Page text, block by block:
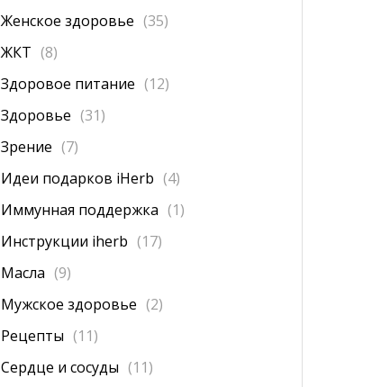
Женское здоровье (35)
ЖКТ (8)
Здоровое питание (12)
Здоровье (31)
Зрение (7)
Идеи подарков iHerb (4)
Иммунная поддержка (1)
Инструкции iherb (17)
Масла (9)
Мужское здоровье (2)
Рецепты (11)
Сердце и сосуды (11)